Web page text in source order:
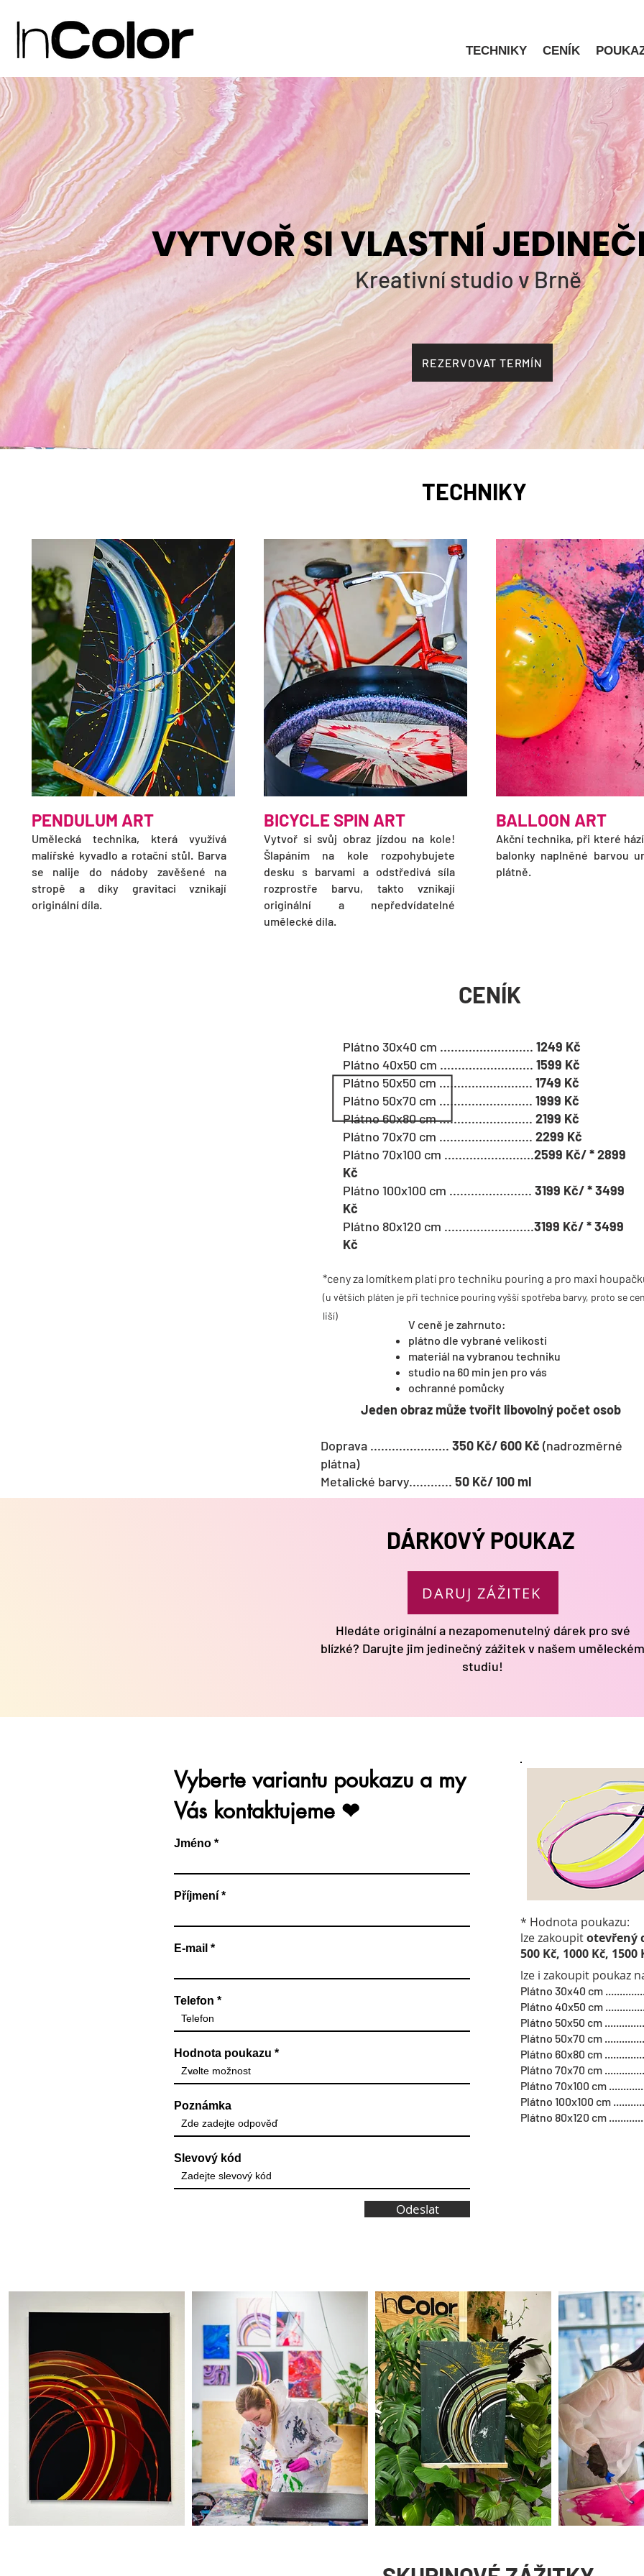
TECHNIKY CENÍK
VYTVOŘ SI VLASTNÍ
Kreativní studio v Brně
REZERVOVAT TERMÍN
TECHNIKY
PENDULUM ART
Umělecká technika, která využívá
malířské kyvadlo a rotační stůl. Barva
se nalije do nádoby zavěšené na
stropě a díky gravitaci vznikají
originální díla.
BICYCLE SPIN ART
Vytvoř si svůj obraz jízdou na kole!
Šlapáním na kole rozpohybujete
desku s barvami a odstředivá síla
rozprostře barvu, takto vznikají
originální a nepředvídatelné
umělecké díla.
BALLOON ART
Akční technika, při které
balonky naplněné barvou
plátně.
CENÍK
Plátno 30x40 cm .......................... 1249 Kč
Plátno 40x50 cm .......................... 1599 Kč
Plátno 50x50 cm .......................... 1749 Kč
Plátno 50x70 cm .......................... 1999 Kč
Plátno 60x80 cm .......................... 2199 Kč
Plátno 70x70 cm .......................... 2299 Kč
Plátno 70x100 cm .........................2599 Kč/ * 2899
Kč
Plátno 100x100 cm ....................... 3199 Kč/ * 3499
Kč
Plátno 80x120 cm .........................3199 Kč/ * 3499
Kč
V ceně je zahrnuto:
plátno dle vybrané velikosti
materiál na vybranou techniku
studio na 60 min jen pro vás
ochranné pomůcky
*ceny za lomítkem platí pro techniku pouring a pro maxi
(u větších pláten je při technice pouring vyšší spotřeba barvy, proto se
liší)
Jeden obraz může tvořit libovolný počet osob
Doprava ...................... 350 Kč/ 600 Kč (nadrozměrné
plátna)
Metalické barvy............ 50 Kč/ 100 ml
DÁRKOVÝ POUKAZ
DARUJ ZÁŽITEK
Hledáte originální a nezapomenutelný dárek pro své
blízké? Darujte jim jedinečný zážitek v našem uměleckém
studiu!
Vyberte variantu poukazu a my
Vás kontaktujeme ❤
Jméno
Příjmení
E‑mail
Telefon
Hodnota poukazu
Poznámka
Slevový kód
Odeslat
* Hodnota poukazu:
lze zakoupitotevřený
500 Kč, 1000 Kč, 1500
lze i zakoupit poukaz
Plátno 30x40 cm
Plátno 40x50 cm
Plátno 50x50 cm
Plátno 50x70 cm
Plátno 60x80 cm
Plátno 70x70 cm
Plátno 70x100 cm
Plátno 100x100 cm
Plátno 80x120 cm